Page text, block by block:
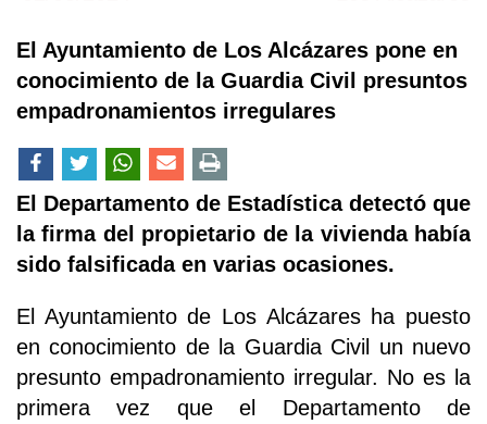
El Ayuntamiento de Los Alcázares pone en
conocimiento de la Guardia Civil presuntos
empadronamientos irregulares
El Departamento de Estadística detectó que
la firma del propietario de la vivienda había
sido falsificada en varias ocasiones.
El Ayuntamiento de Los Alcázares ha puesto
en conocimiento de la Guardia Civil un nuevo
presunto empadronamiento irregular. No es la
primera vez que el Departamento de